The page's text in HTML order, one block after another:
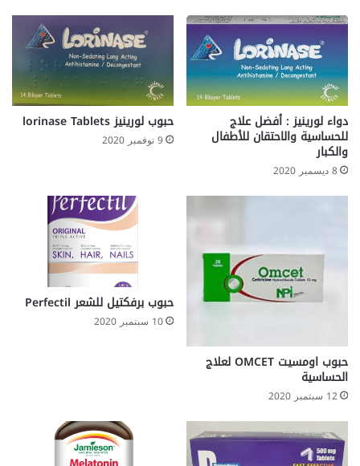
دواء لورينيز : أفضل علاج
للحساسية والاحتقان للأطفال
والكبار
8 ديسمبر 2020
حبوب لورينيز lorinase Tablets
9 نوفمبر 2020
حبوب اومسيت OMCET لعلاج
الحساسية
12 سبتمبر 2020
حبوب برفكتيل للشعر Perfectil
10 سبتمبر 2020